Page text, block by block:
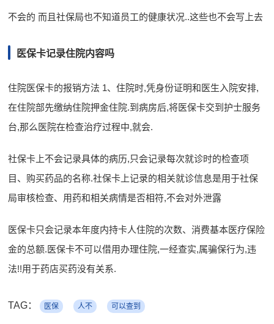
不会的 而且社保局也不知道员工的健康状况..这些也不会写上去
医保卡记录住院内容吗
住院医保卡的报销方法 1、住院时,凭身份证明和医生入院安排,
在住院部先缴纳住院押金住院.到病房后,将医保卡交到护士服务
台,那么医院在检查治疗过程中,就会.
社保卡上不会记录具体的病历,只会记录每次就诊时的检查项
目、购买药品的名称.社保卡上记录的相关就诊信息是用于社保
局审核检查、用药和相关病情是否相符,不会对外泄露
医保卡只会记录本年度内持卡人住院的次数、消费基本医疗保险
金的总额.医保卡不可以借用办理住院,一经查实,属骗保行为,违
法!!用于药店买药没有关系.
TAG： 医保 人不 可以查到